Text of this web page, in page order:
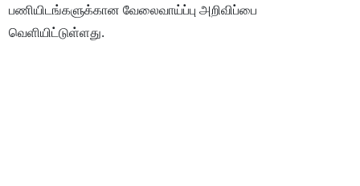
பணியிடங்களுக்கான வேலைவாய்ப்பு அறிவிப்பை
வெளியிட்டுள்ளது.